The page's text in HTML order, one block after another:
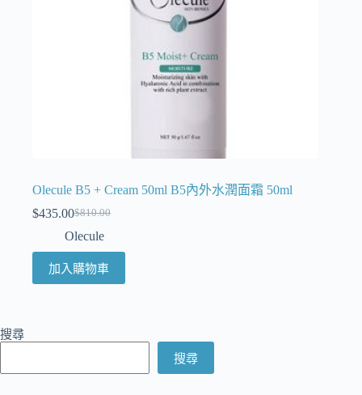
Olecule B5 + Cream 50ml B5內外水潤面霜 50ml
$810.00
$435.00
Olecule
加入購物車
搜尋
搜尋